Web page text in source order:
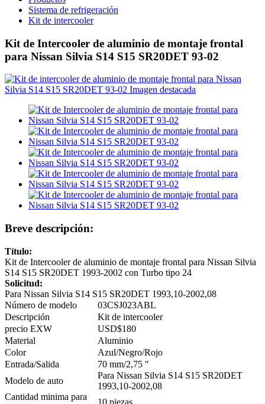
Sistema de refrigeración
Kit de intercooler
Kit de Intercooler de aluminio de montaje frontal
para Nissan Silvia S14 S15 SR20DET 93-02
Breve descripción:
Título:
Kit de Intercooler de aluminio de montaje frontal para Nissan Silvia
S14 S15 SR20DET 1993-2002 con Turbo tipo 24
Solicitud:
Para Nissan Silvia S14 S15 SR20DET 1993,10-2002,08
Número de modelo
03CSJ023ABL
Descripción
Kit de intercooler
precio EXW
USD$180
Material
Aluminio
Color
Azul/Negro/Rojo
Entrada/Salida
70 mm/2,75 ″
Modelo de auto
Para Nissan Silvia S14 S15 SR20DET
1993,10-2002,08
Cantidad minima para
10 piezas